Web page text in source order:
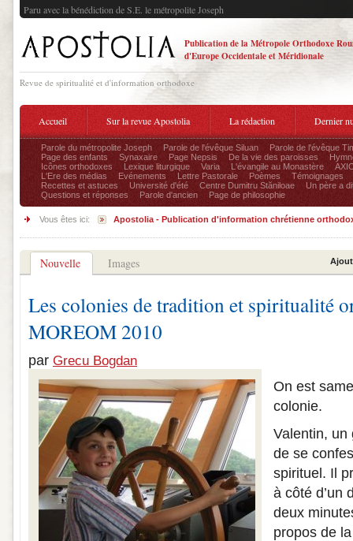
Paru avec la bénédiction de S.E. le métropolite Joseph
Publication de la Métropole Orthodoxe
d'Europe Occidentale et Méridionale
Revue de spiritualité et d'information orthodoxe
Accueil Sur la revue Apostolia La rédaction Dernier
Parole du métropolite Joseph Parole de l'évêque Siluan
Parole de l'évêque
Page des enfants
Synaxaire Page Nepsis De la vie des paroisses
Icônes orthodoxes
Lexique liturgique Varia L'évangile au Monastère
L'Ere des médias
Evénements Lettre Pastorale Poèmes
Témoignages
Recettes et astuces
Université d'été Centre Dumitru Stăniloae
Un père a
Questions et réponses
Parole d'ancien Page de philosophie
Vous êtes ici: Apostolia - Publication d'information chrétienne
Nouvelle Images
Les colonies de tradition et spiritualité
MOREOM 2010
par Grecu Bogdan
On est
colonie.
Valentin, un
de se
spirituel. Il
à côté d’un
deux
propos de